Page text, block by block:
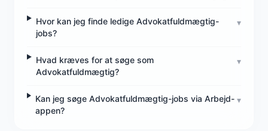
Hvor kan jeg finde ledige Advokatfuldmægtig-
jobs?
▾
Hvad kræves for at søge som
Advokatfuldmægtig?
▾
Kan jeg søge Advokatfuldmægtig-jobs via Arbejd-
appen?
▾